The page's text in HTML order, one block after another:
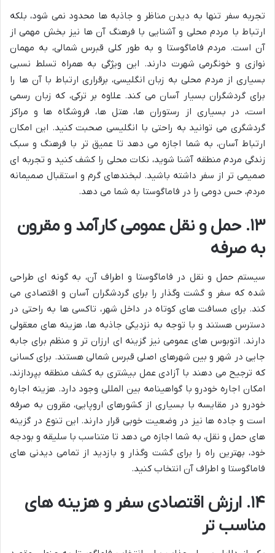
تجربه سفر تنها به دیدن مناظر و جاذبه ها محدود نمی شود، بلکه
ارتباط با مردم محلی و آشنایی با فرهنگ آن ها نیز بخش مهمی از
آن است. مردم فاماگوستا و به طور کلی قبرس شمالی، به مهمان
نوازی و خونگرمی شهرت دارند. این ویژگی به همراه تسلط نسبی
بسیاری از مردم محلی به زبان انگلیسی، برقراری ارتباط با آن ها را
برای گردشگران بسیار آسان می کند. علاوه بر ترکی، که زبان رسمی
است، در بسیاری از رستوران ها، هتل ها، فروشگاه ها و مراکز
گردشگری می توانید به راحتی با انگلیسی صحبت کنید. این امکان
ارتباط آسان، به شما اجازه می دهد تا عمیق تر با فرهنگ و سبک
زندگی مردم منطقه آشنا شوید، نکات محلی را کشف کنید و تجربه ای
صمیمی تر از سفر داشته باشید. لبخندهای گرم و استقبال صمیمانه
مردم، حس دومی را در فاماگوستا به شما می دهد.
۱۳. حمل و نقل عمومی کارآمد و مقرون
به صرفه
سیستم حمل و نقل در فاماگوستا و اطراف آن، به گونه ای طراحی
شده که سفر و گشت وگذار را برای گردشگران آسان و اقتصادی می
کند. برای مسافت های کوتاه در داخل شهر، تاکسی ها به راحتی در
دسترس هستند و با توجه به نزدیکی جاذبه ها، هزینه های معقولی
دارند. اتوبوس های عمومی نیز گزینه ای ارزان تر و منظم برای جابه
جایی در شهر و بین شهرهای اصلی قبرس شمالی هستند. برای کسانی
که ترجیح می دهند با آزادی عمل بیشتری به کشف منطقه بپردازند،
امکان اجاره خودرو با گواهینامه بین المللی وجود دارد. هزینه اجاره
خودرو در مقایسه با بسیاری از کشورهای اروپایی، مقرون به صرفه
است و جاده ها نیز در وضعیت خوبی قرار دارند. این تنوع در گزینه
های حمل و نقل، به شما اجازه می دهد تا متناسب با سلیقه و بودجه
خود، بهترین راه را برای گشت وگذار و بازدید از تمامی دیدنی های
فاماگوستا و اطراف آن انتخاب کنید.
۱۴. ارزش اقتصادی سفر و هزینه های
مناسب تر